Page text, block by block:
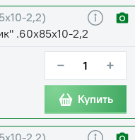
2,2)
.60х85х10-2,2
− +
Купить
2,2)